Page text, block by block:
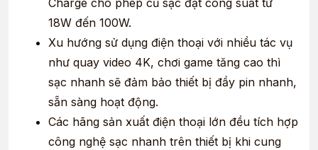
Charge cho phép củ sạc đạt công suất từ
18W đến 100W.
Xu hướng sử dụng điện thoại với nhiều tác vụ
như quay video 4K, chơi game tăng cao thì
sạc nhanh sẽ đảm bảo thiết bị đầy pin nhanh,
sẵn sàng hoạt động.
Các hãng sản xuất điện thoại lớn đều tích hợp
công nghệ sạc nhanh trên thiết bị khi cung